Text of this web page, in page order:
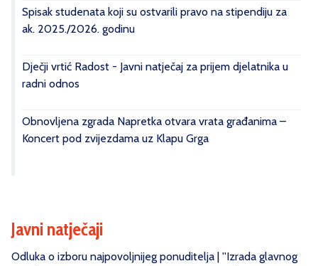
Spisak studenata koji su ostvarili pravo na stipendiju za
ak. 2025./2026. godinu
Dječji vrtić Radost - Javni natječaj za prijem djelatnika u
radni odnos
Obnovljena zgrada Napretka otvara vrata građanima –
Koncert pod zvijezdama uz Klapu Grga
Javni natječaji
Odluka o izboru najpovoljnijeg ponuditelja | ''Izrada glavnog